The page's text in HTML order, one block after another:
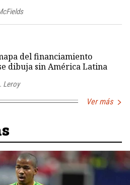
del financiamiento
dibuja sin América Latina
Leroy
Ver más